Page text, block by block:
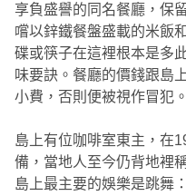
享負盛譽的同名餐廳，保
嚐以鋅鐵餐盤盛載的米飯
碟或筷子在這裡根本是多
味要訣。餐廳的價錢跟島
小費，否則便被視作冒犯。
島上有位咖啡室東主，在
備，當地人至今仍背地裡
島上最主要的娛樂是跳舞